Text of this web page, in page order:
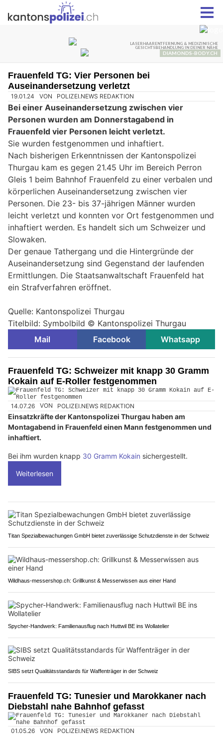
Frauenfeld TG: Vier Personen bei
Auseinandersetzung verletzt
19.01.24 VON POLIZEI.NEWS REDAKTION
Bei einer Auseinandersetzung zwischen vier
Personen wurden am Donnerstagabend in
Frauenfeld vier Personen leicht verletzt.
Sie wurden festgenommen und inhaftiert.
Nach bisherigen Erkenntnissen der Kantonspolizei
Thurgau kam es gegen 21.45 Uhr im Bereich Perron
Gleis 1 beim Bahnhof Frauenfeld zu einer verbalen und
körperlichen Auseinandersetzung zwischen vier
Personen. Die 23- bis 37-jährigen Männer wurden
leicht verletzt und konnten vor Ort festgenommen und
inhaftiert werden. Es handelt sich um Schweizer und
Slowaken.
Der genaue Tathergang und die Hintergründe der
Auseinandersetzung sind Gegenstand der laufenden
Ermittlungen. Die Staatsanwaltschaft Frauenfeld hat
ein Strafverfahren eröffnet.
Quelle: Kantonspolizei Thurgau
Titelbild: Symbolbild © Kantonspolizei Thurgau
Mail
Facebook Whatsapp
Frauenfeld TG: Schweizer mit knapp 30 Gramm
Kokain auf E-Roller festgenommen
14.07.26 VON POLIZEI.NEWS REDAKTION
Einsatzkräfte der Kantonspolizei Thurgau haben am
Montagabend in Frauenfeld einen Mann festgenommen und
inhaftiert.
Bei ihm wurden knapp 30 Gramm Kokain sichergestellt.
Weiterlesen
Titan Spezialbewachungen GmbH bietet zuverlässige Schutzdienste in der Schweiz
Wildhaus-messershop.ch: Grillkunst & Messerwissen aus einer Hand
Spycher-Handwerk: Familienausflug nach Huttwil BE ins Wollatelier
SIBS setzt Qualitätsstandards für Waffenträger in der Schweiz
Frauenfeld TG: Tunesier und Marokkaner nach
Diebstahl nahe Bahnhof gefasst
01.05.26 VON POLIZEI.NEWS REDAKTION